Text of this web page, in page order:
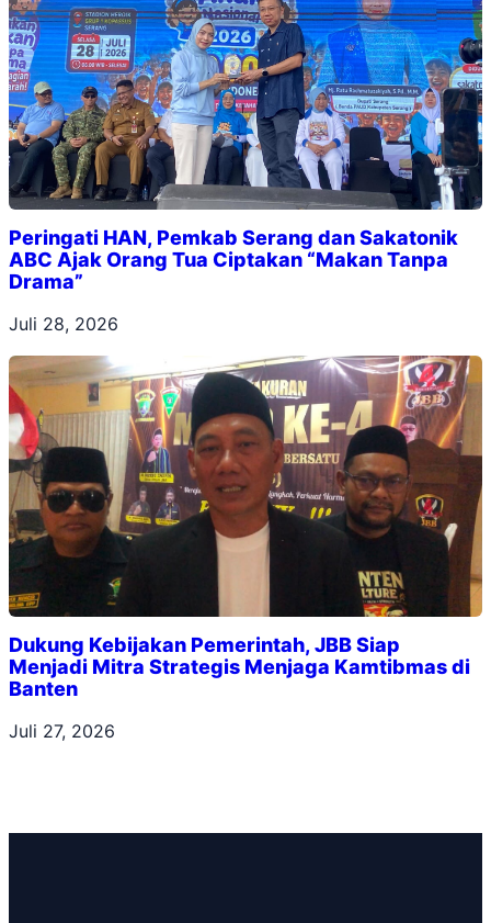
Peringati HAN, Pemkab Serang dan Sakatonik
ABC Ajak Orang Tua Ciptakan “Makan Tanpa
Drama”
Juli 28, 2026
Dukung Kebijakan Pemerintah, JBB Siap
Menjadi Mitra Strategis Menjaga Kamtibmas di
Banten
Juli 27, 2026